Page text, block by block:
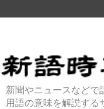
新聞やニュースなどで
用語の意味を解説する